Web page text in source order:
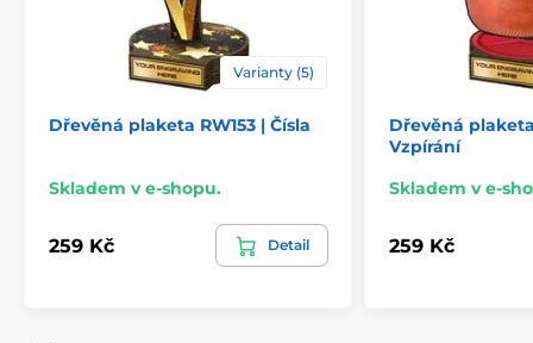
Varianty (5)
Dřevěná plaketa RW153 | Čísla
Skladem v e-shopu.
259 Kč Detail
Dřevěná
Vzpírání
Skladem v e-
259 Kč